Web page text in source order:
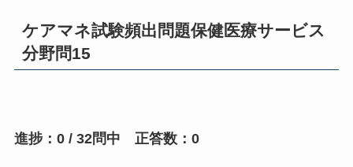
ケアマネ試験頻出問題保健医療サービス
分野問15
進捗：0 / 32問中 正答数：0